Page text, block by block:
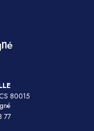
80015
77